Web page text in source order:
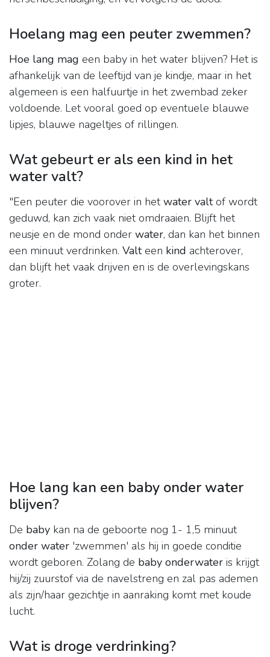
Hoelang mag een peuter zwemmen?
Hoe lang mag een baby in het water blijven? Het is
afhankelijk van de leeftijd van je kindje, maar in het
algemeen is een halfuurtje in het zwembad zeker
voldoende. Let vooral goed op eventuele blauwe
lipjes, blauwe nageltjes of rillingen.
Wat gebeurt er als een kind in het
water valt?
"Een peuter die voorover in hetwater valtof wordt
geduwd, kan zich vaak niet omdraaien. Blijft het
neusje en de mond onder water, dan kan het binnen
een minuut verdrinken. Valteen kind achterover,
dan blijft het vaak drijven en is de overlevingskans
groter.
Hoe lang kan een baby onder water
blijven?
De baby kan na de geboorte nog 1- 1,5 minuut
onder water 'zwemmen' als hij in goede conditie
wordt geboren. Zolang de baby onderwater is krijgt
hij/zij zuurstof via de navelstreng en zal pas ademen
als zijn/haar gezichtje in aanraking komt met koude
lucht.
Wat is droge verdrinking?